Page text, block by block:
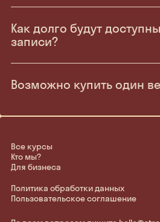
Как долго будут
записи?
Возможно купить один
Все курсы
Кто мы?
Для бизнеса
Политика обработки данных
Пользовательское соглашение